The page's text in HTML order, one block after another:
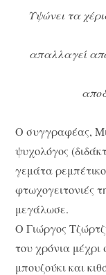
Υψώνει τα
απαλλαγεί
Ο συγγραφέας,
ψυχολόγος
γεμάτα
φτωχογειτονιές
μεγάλωσε.
Ο Γιώργος
του χρόνια μέχρι
μπουζούκι και